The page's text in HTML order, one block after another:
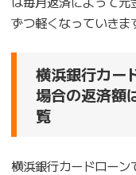
ずつ軽くなっていきま
横浜銀行カー
場合の返済額
覧
横浜銀行カードロー